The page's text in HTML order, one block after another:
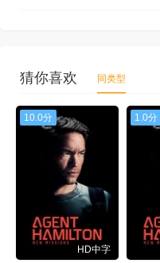
猜你喜欢 同类型
10.0分
HD中字
1.0分